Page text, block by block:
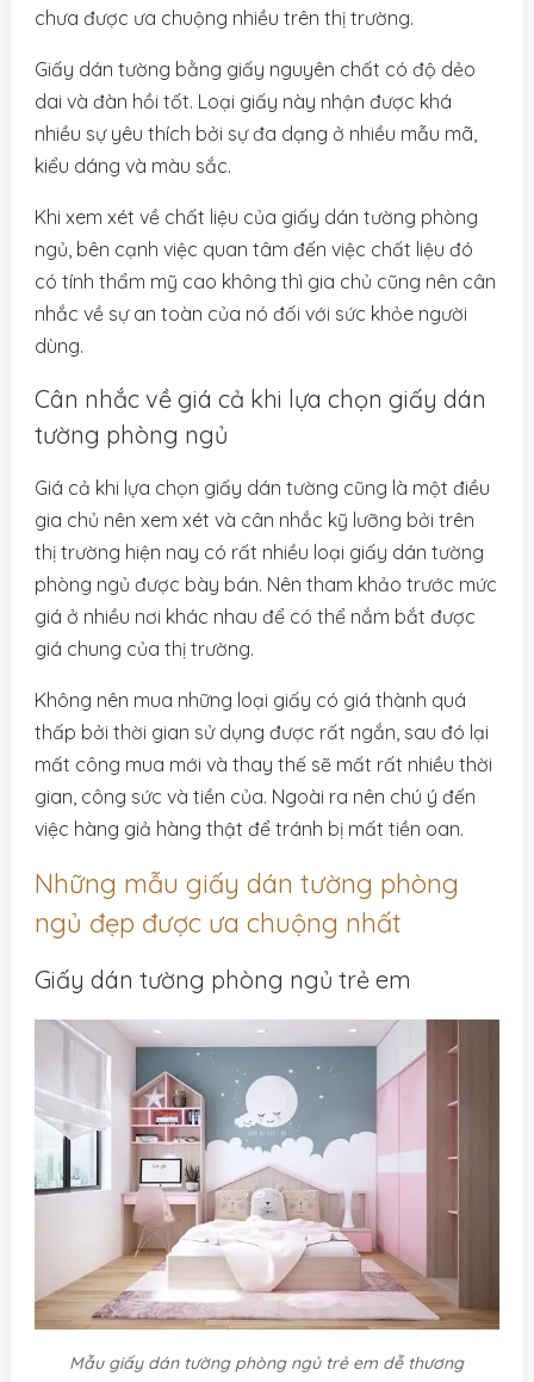
chưa được ưa chuộng nhiều trên thị trường.
Giấy dán tường bằng giấy nguyên chất có độ dẻo
dai và đàn hồi tốt. Loại giấy này nhận được khá
nhiều sự yêu thích bởi sự đa dạng ở nhiều mẫu mã,
kiểu dáng và màu sắc.
Khi xem xét về chất liệu của giấy dán tường phòng
ngủ, bên cạnh việc quan tâm đến việc chất liệu đó
có tính thẩm mỹ cao không thì gia chủ cũng nên cân
nhắc về sự an toàn của nó đối với sức khỏe người
dùng.
Cân nhắc về giá cả khi lựa chọn giấy dán
tường phòng ngủ
Giá cả khi lựa chọn giấy dán tường cũng là một điều
gia chủ nên xem xét và cân nhắc kỹ lưỡng bởi trên
thị trường hiện nay có rất nhiều loại giấy dán tường
phòng ngủ được bày bán. Nên tham khảo trước mức
giá ở nhiều nơi khác nhau để có thể nắm bắt được
giá chung của thị trường.
Không nên mua những loại giấy có giá thành quá
thấp bởi thời gian sử dụng được rất ngắn, sau đó lại
mất công mua mới và thay thế sẽ mất rất nhiều thời
gian, công sức và tiền của. Ngoài ra nên chú ý đến
việc hàng giả hàng thật để tránh bị mất tiền oan.
Những mẫu giấy dán tường phòng
ngủ đẹp được ưa chuộng nhất
Giấy dán tường phòng ngủ trẻ em
Mẫu giấy dán tường phòng ngủ trẻ em dễ thương